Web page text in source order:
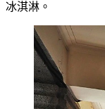
冰淇淋。